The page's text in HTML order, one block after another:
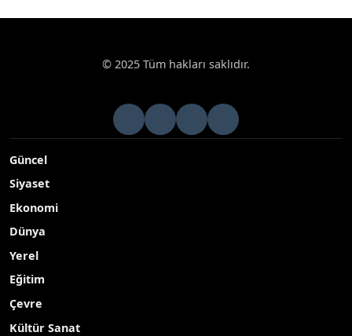
© 2025 Tüm hakları saklıdır.
Güncel
Siyaset
Ekonomi
Dünya
Yerel
Eğitim
Çevre
Kültür Sanat